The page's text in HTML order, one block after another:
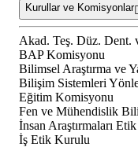
Kurullar ve Komisyonlar
Akad. Teş. Düz. Dent.
BAP Komisyonu
Bilimsel Araştırma ve
Bilişim Sistemleri
Eğitim Komisyonu
Fen ve Mühendislik
İnsan Araştırmaları
İş Etik Kurulu